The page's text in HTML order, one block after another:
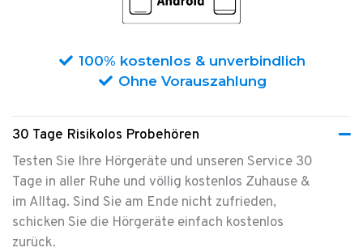
100% kostenlos & unverbindlich
Ohne Vorauszahlung
30 Tage Risikolos Probehören
Testen Sie Ihre Hörgeräte und unseren Service 30
Tage in aller Ruhe und völlig kostenlos Zuhause &
im Alltag. Sind Sie am Ende nicht zufrieden,
schicken Sie die Hörgeräte einfach kostenlos
zurück.